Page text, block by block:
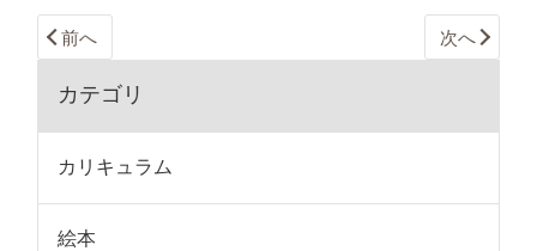
前へ 次へ
カテゴリ
カリキュラム
絵本